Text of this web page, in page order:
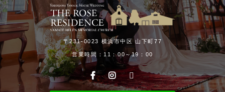
〒231-0023 横浜市中区 山下町77
営業時間：11：00～19：00